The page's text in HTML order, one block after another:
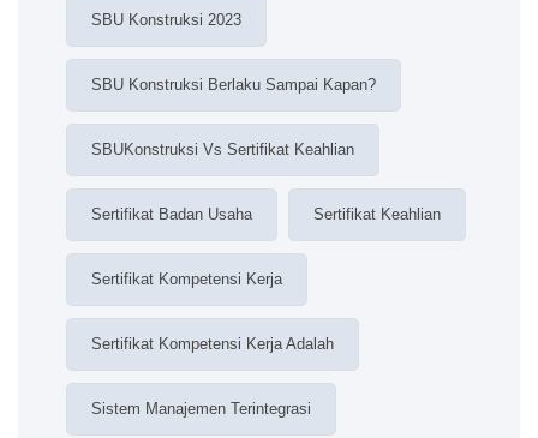
SBU Konstruksi 2023
SBU Konstruksi Berlaku Sampai Kapan?
SBUKonstruksi Vs Sertifikat Keahlian
Sertifikat Badan Usaha Sertifikat Keahlian
Sertifikat Kompetensi Kerja
Sertifikat Kompetensi Kerja Adalah
Sistem Manajemen Terintegrasi